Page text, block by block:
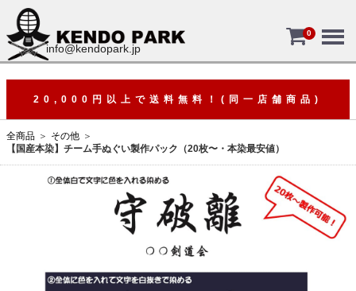
info@kendopark.jp
0
20,000円以上で送料無料！(同一店舗商品)
全商品
その他
【国産本染】チーム手ぬぐい製作パック（20枚〜・本染最安値）